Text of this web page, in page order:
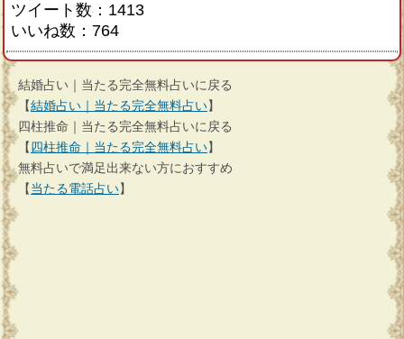
ツイート数：1413
いいね数：764
結婚占い｜当たる完全無料占いに戻る
【結婚占い｜当たる完全無料占い】
四柱推命｜当たる完全無料占いに戻る
【四柱推命｜当たる完全無料占い】
無料占いで満足出来ない方におすすめ
【当たる電話占い】